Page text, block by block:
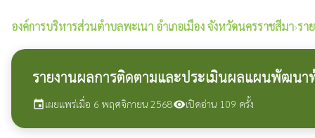
องค์การบริหารส่วนตำบลพะเนา อำเภอเมือง จังหวัดนครราชสีมา›รา
รายงานผลการติดตามและประเมินผลแผนพัฒน
eventเผยแพร่เมื่อ 6 พฤศจิกายน 2568visibilityเปิดอ่าน 109 ครั้ง